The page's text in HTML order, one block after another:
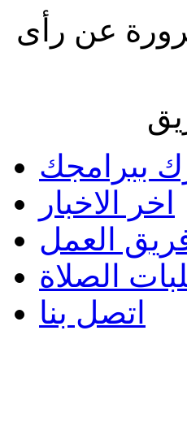
عن رأى
ببرامجك
اخر الاخبار
العمل
الصلاة
اتصل بنا